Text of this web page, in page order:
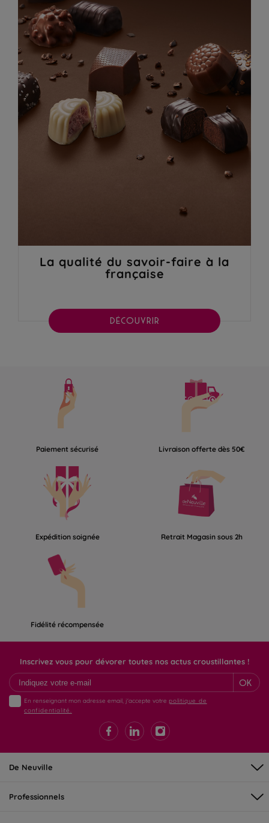
La qualité du savoir-faire à la
française
DÉCOUVRIR
Paiement sécurisé Livraison offerte dès 50€
Expédition soignée Retrait Magasin sous 2h
Fidélité récompensée
Inscrivez vous pour dévorer toutes nos actus croustillantes !
OK
En renseignant mon adresse email, j'accepte votre politique de
confidentialité.
De Neuville
Professionnels